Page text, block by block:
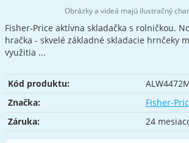
Obrázky a videá majú ilustračný
Fisher-Price aktívna skladačka s rolničkou.
hračka - skvelé základné skladacie hrnčeky
využitia ...
Kód produktu:
Značka:
Fisher-
Záruka:
24